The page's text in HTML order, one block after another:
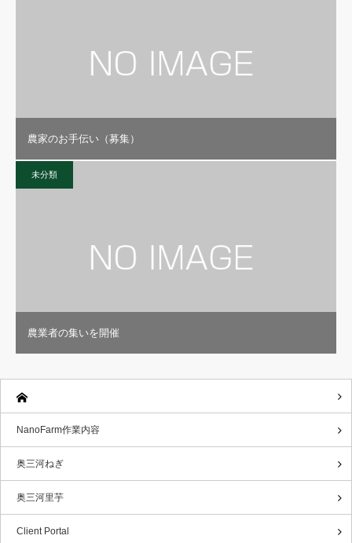
農家のお手伝い（募集）
未分類
農業者の集いを開催
NanoFarm作業内容
奥三河ねぎ
奥三河里芋
Client Portal